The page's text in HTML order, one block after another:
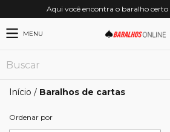
Aqui você encontra o baralho certo
MENU
Início / Baralhos de cartas
Ordenar por